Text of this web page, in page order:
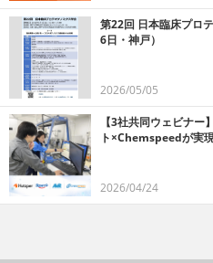
第22回 日本臨床プロ
6日・神戸）
2026/05/05
【3社共同ウェビナ
ト×Chemspeedが実
2026/04/24